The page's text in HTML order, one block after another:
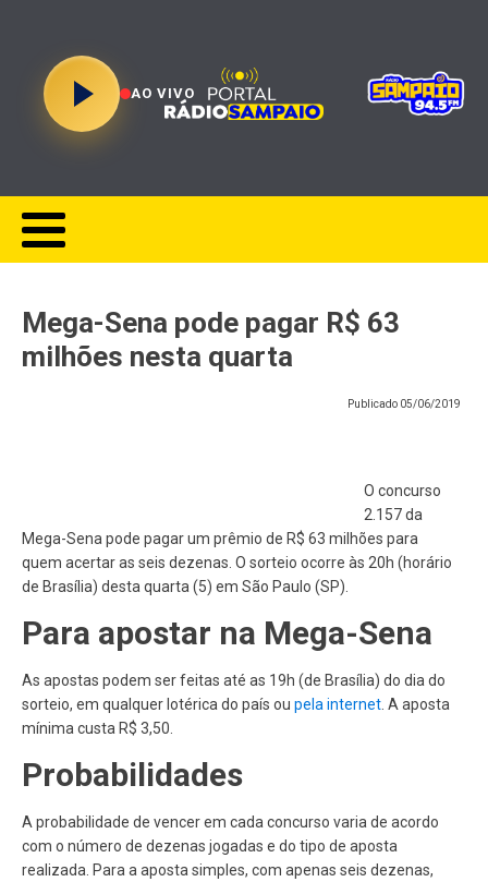
AO VIVO
Mega-Sena pode pagar R$ 63
milhões nesta quarta
Publicado 05/06/2019
O concurso
2.157 da
Mega-Sena pode pagar um prêmio de R$ 63 milhões para
quem acertar as seis dezenas. O sorteio ocorre às 20h (horário
de Brasília) desta quarta (5) em São Paulo (SP).
Para apostar na Mega-Sena
As apostas podem ser feitas até as 19h (de Brasília) do dia do
sorteio, em qualquer lotérica do país ou pela internet . A aposta
mínima custa R$ 3,50.
Probabilidades
A probabilidade de vencer em cada concurso varia de acordo
com o número de dezenas jogadas e do tipo de aposta
realizada. Para a aposta simples, com apenas seis dezenas,